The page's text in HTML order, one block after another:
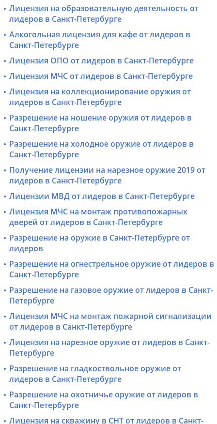
Лицензия на образовательную деятельность от
лидеров в Санкт-Петербурге
Алкогольная лицензия для кафе от лидеров в
Санкт-Петербурге
Лицензия ОПО от лидеров в Санкт-Петербурге
Лицензия МЧС от лидеров в Санкт-Петербурге
Лицензия на коллекционирование оружия от
лидеров в Санкт-Петербурге
Разрешение на ношение оружия от лидеров в
Санкт-Петербурге
Разрешение на холодное оружие от лидеров в
Санкт-Петербурге
Получение лицензии на нарезное оружие 2019 от
лидеров в Санкт-Петербурге
Лицензии МВД от лидеров в Санкт-Петербурге
Лицензия МЧС на монтаж противопожарных
дверей от лидеров в Санкт-Петербурге
Разрешение на оружие в Санкт-Петербурге от
лидеров
Разрешение на огнестрельное оружие от лидеров в
Санкт-Петербурге
Разрешение на газовое оружие от лидеров в Санкт-
Петербурге
Лицензия МЧС на монтаж пожарной сигнализации
от лидеров в Санкт-Петербурге
Лицензия на нарезное оружие от лидеров в Санкт-
Петербурге
Разрешение на гладкоствольное оружие от
лидеров в Санкт-Петербурге
Разрешение на охотничье оружие от лидеров в
Санкт-Петербурге
Лицензия на скважину в СНТ от лидеров в Санкт-